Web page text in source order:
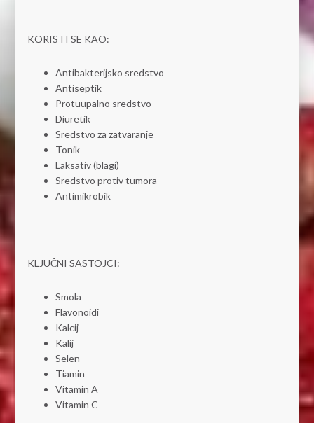
KORISTI SE KAO:
Antibakterijsko sredstvo
Antiseptik
Protuupalno sredstvo
Diuretik
Sredstvo za zatvaranje
Tonik
Laksativ (blagi)
Sredstvo protiv tumora
Antimikrobik
KLJUČNI SASTOJCI:
Smola
Flavonoidi
Kalcij
Kalij
Selen
Tiamin
Vitamin A
Vitamin C